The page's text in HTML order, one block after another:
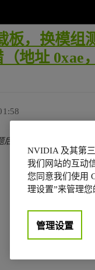
板，换模
地址 0xae
勾选相应的选项）：
NVIDIA 及其第
我们网站的互动
您同意我们使用
理设置”来管理
管理设置